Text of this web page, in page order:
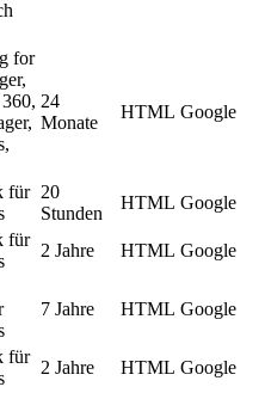
for
24
Monate
HTML Google
für 20
Stunden
HTML Google
für
2 Jahre HTML Google
7 Jahre HTML Google
für
2 Jahre HTML Google